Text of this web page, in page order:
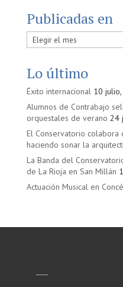
Publicadas en
Publicadas
en
Lo último
Éxito internacional 10
Alumnos de Contrabajo
orquestales de verano 24
El Conservatorio colabora
haciendo sonar la
La Banda del
de La Rioja en San Millán
Actuación Musical en